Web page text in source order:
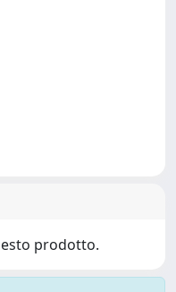
prodotto.